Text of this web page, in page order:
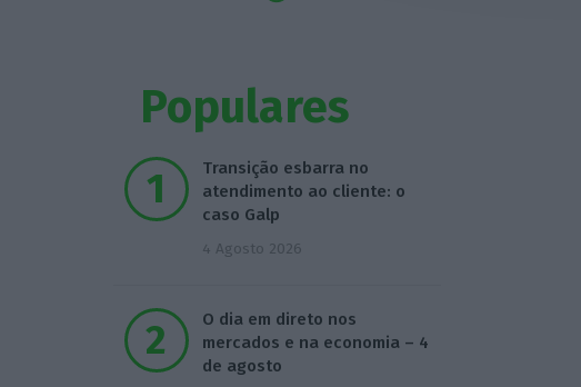
Populares
Transição esbarra no
atendimento ao cliente: o
caso Galp
4 Agosto 2026
O dia em direto nos
mercados e na economia – 4
de agosto